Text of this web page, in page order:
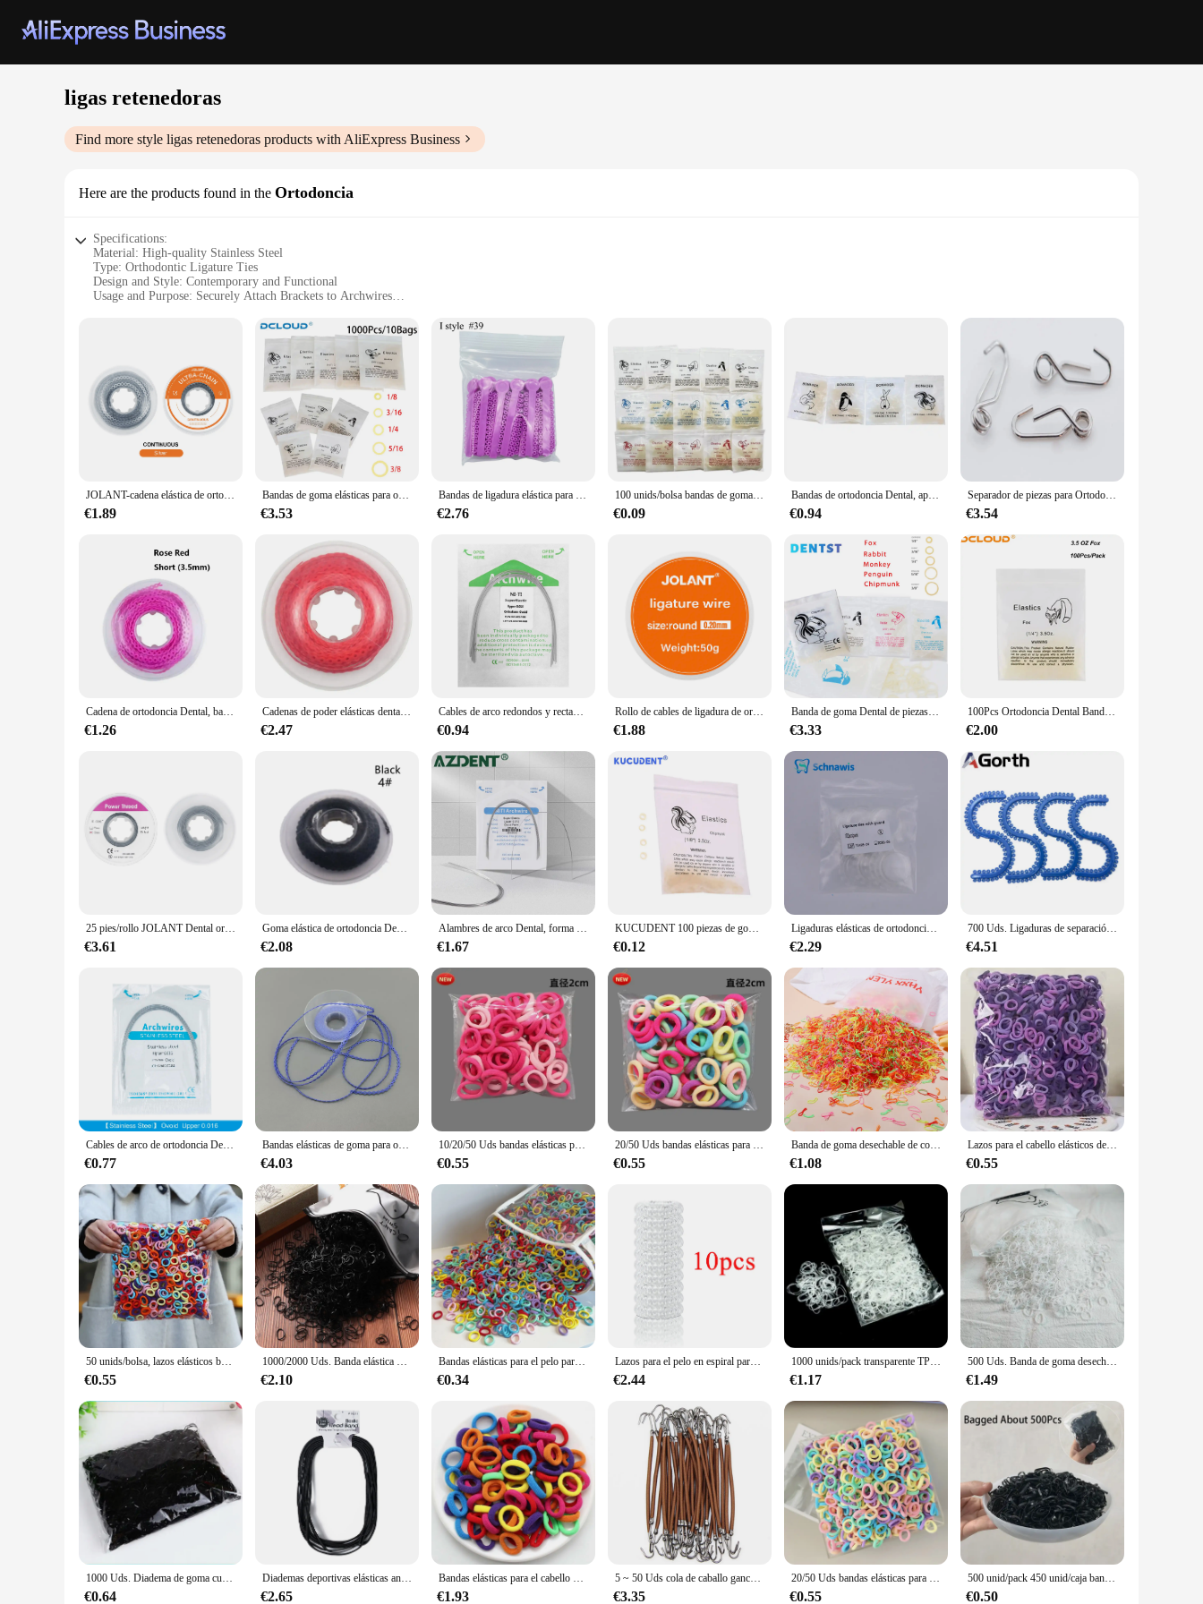
ligas retenedoras
Find more style ligas retenedoras products with AliExpress Business
Here are the products found in the Ortodoncia
Specifications:
Material: High-quality Stainless Steel
Type: Orthodontic Ligature Ties
Design and Style: Contemporary and Functional
Usage and Purpose: Securely Attach Brackets to Archwires
Quantity: Available in Sets for Convenience
**Durable and Reliable**
Crafted from high-grade stainless steel, these ligas retenedoras are designed to withstand the rigors of orthodontic treatment. Their robust construction ensures they maintain their strength and elasticity
throughout the course of orthodontic care, providing a reliable solution for dental professionals and patients alike. The ligatures' longevity and consistent performance make them a go-to choice for
orthodontists and dental technicians seeking a dependable product.
**Versatile and Easy to Use**
These ligature ties come in a variety of sets, catering to diverse orthodontic needs. The design of these ligatures is user-friendly, allowing for quick and easy attachment to brackets and archwires. The
contemporary style ensures they blend seamlessly with modern orthodontic practices, while their functionality remains unparalleled. Whether you're a seasoned orthodontist or a dental student, these
ligatures are designed to simplify your workflow and enhance patient care.
**Optimized for Efficiency**
reduces the need for frequent restocking. The sets are conveniently packaged, making them an ideal choice for both small and large practices. By choosing these ligatures, you're investing in a product
that is optimized for efficiency, ensuring that your orthodontic treatments run smoothly and effectively.
JOLANT-cadena elástica de ortodoncia Dental, banda de goma, larga/corta/continua, 15 pies/rollo, Material de ortodoncia
€1.89
Bandas de goma elásticas para ortodoncia Dental, paquete de zoológico de látex, anillo de ligadura de amarre, 1000/2,5/3,5/4,5/5,0 OZ, 6,5 piezas
€3.53
Bandas de ligadura elástica para ortodoncia Dental, 1 paquete de 1040 piezas/40 palos, para soportes, tirantes, tratamiento Orto, 42 materiales de odontología
€2.76
100 unids/bolsa bandas de goma de ortodoncia Dental elásticos ortopédicos soportes de látex herramienta no tóxica 3,5 oz/5 oz/6,5 oz bandas de goma para dentista
€0.09
Bandas de ortodoncia Dental, aparatos de látex de goma elástica, 100 piezas, ardilla, conejo, zorro, pingüino, mono, tamaños 3,5/5,0/6,5 OZ
€0.94
Separador de piezas para Ortodoncia Dental, elástico, 700, 10 unidades por bolsa
€3.54
Cadena de ortodoncia Dental, bandas elásticas de goma, soportes largos y cortos, de 4,57 m/rollo, 15 pies por rollo
€1.26
Cadenas de poder elásticas dentales, 15 pies, para ortodoncia, ligadura, cadena Ultra potente, bandas de goma largas, cortas y continuas
€2.47
Cables de arco redondos y rectangulares para ortodoncia, producto de dentista, forma ovoide súper elástica, 10 unids/lote por paquete
€0.94
Rollo de cables de ligadura de ortodoncia Dental JOLANT, alambre de arco de acero inoxidable redondo, 0,2/0,25/0,3/0,4/0,5mm, 1 unidad
€1.88
Banda de goma Dental de piezas, producto de odontología, 500, 1/8, 3/16, 1/4, tirantes elásticos de ortodoncia, anillos de tracción de animales, 5/16
€3.33
100Pcs Ortodoncia Dental Bandas de goma Ortoelásticos Ortoelásticos Frenos de látex Dentista Ligadura Lazos Anillos de ligadura 2.5 / 3.5 / 4.5 / 5.0 / 6.5 OZ
€2.00
25 pies/rollo JOLANT Dental ortodoncia hilo elástico sólido Ortho tracción ligadura tubo de potencia tamaño 0,030"
€3.61
Goma elástica de ortodoncia Dental de 4,57 m/15 pies, banda de goma de cadena Ultra eléctrica para aparatos ortopédicos, suministros de odontología largos/cortos/continuos
€2.08
Alambres de arco Dental, forma ovoide, súper elástico, níquel titanio, redondo/Rectangular, ovalado, NITI, ortodoncia para dentistas, 10 unids/lote por bolsa
€1.67
KUCUDENT 100 piezas de gomas dentales Ligas elásticas ortodónticas Anillos de tracción para dientes Brackets Ataduras de ligadura ortogonal
€0.12
Ligaduras elásticas de ortodoncia Dental, bandas de anillo redondo de dibujos animados en forma de corazón, gato, flor, ratón, soportes de bandas elásticas, alambres de arco
€2.29
700 Uds. Ligaduras de separación de Ortodoncia, aparato de goma, anillo separador elástico de Ortodoncia Dental, accesorios de odontología
€4.51
Cables de arco de ortodoncia Dental JOLANT, alambre superelástico de acero inoxidable, forma redonda, rectangular, ovoide, parte superior e inferior, 10 unids/lote por paquete
€0.77
Bandas elásticas de goma para ortodoncia Dental, cadena de alimentación de 40 colores para la opción, suministros dentales de tipo continuo largo y corto
€4.03
10/20/50 Uds bandas elásticas para el cabello accesorios para el cabello para niñas Mini diadema de nailon colorida soporte para cola de caballo para niños adornos de regalo
€0.55
20/50 Uds bandas elásticas para el cabello accesorios para el cabello para niñas Mini diadema de nailon colorida soporte para cola de caballo para niños adornos de regalo
€0.55
Banda de goma desechable de colores para niña, diadema para el pelo, coleteros, accesorios para el cabello, 500/1000/2000 piezas
€1.08
Lazos para el cabello elásticos de nailon básicos coloridos para niñas y niños, coleta para sujetar, banda de goma, accesorios básicos para el cabello para niños
€0.55
50 unids/bolsa, lazos elásticos básicos coloridos de nailon para el cabello para niñas, coleta para sujetar, banda de goma, accesorios para el cabello de moda para niños
€0.55
1000/2000 Uds. Banda elástica de goma desechable colorida para el cabello para niñas, lazos para niños, coleteros, bandas, accesorios para el cabello para niños, ligas
€2.10
Bandas elásticas para el pelo para niña, accesorios para el cabello, Mini diadema colorida de nailon, soporte para Coleta, adornos para regalo, 20/50 piezas
€0.34
Lazos para el pelo en espiral para mujer, cintas para el pelo en espiral de 43mm, cintas para el pelo con cuerda para teléfono, accesorios para el cabello para niña, 10/20/30 piezas
€2.44
1000 unids/pack transparente TPU cuerda elástica desechable bandas de goma niñas atar corbata Cola de Caballo titular Accesorios Herramientas de Peinado
€1.17
500 Uds. Banda de goma desechable colorida para niñas, bandas elásticas para el cabello, diadema para niños, coleteros, bandas, accesorios para el cabello para niños
€1.49
1000 Uds. Diadema de goma cuerda de silicona soporte para cola de caballo elástico TPU soporte para el cabello lazo anillos de goma accesorios para el cabello para niñas
€0.64
Diademas deportivas elásticas antideslizantes Unisex, paquete de 8 "poliéster transpirable", a la moda colores mezclados, perfectas para Yoga y
€2.65
Bandas elásticas para el cabello de nailon coloridas para mujer y niña, coleteros pequeños para sujetar el cabello, bandas de goma, accesorios para el cabello a la moda para niños
€1.93
5 ~ 50 Uds cola de caballo gancho elástico de goma bandas para el cabello mujeres ganchos de goma lazos para el cabello herramientas de estilismo soporte bandas elásticas Accesorios
€3.35
20/50 Uds bandas elásticas para el cabello accesorios para el cabello para niñas Mini diadema de nailon colorida soporte para cola de caballo para niños adornos de regalo
€0.55
500 unid/pack 450 unid/caja bandas de goma desechables coloridas para niñas goma para coleta soporte bandas elásticas para el cabello accesorios para el cabello de moda
€0.50